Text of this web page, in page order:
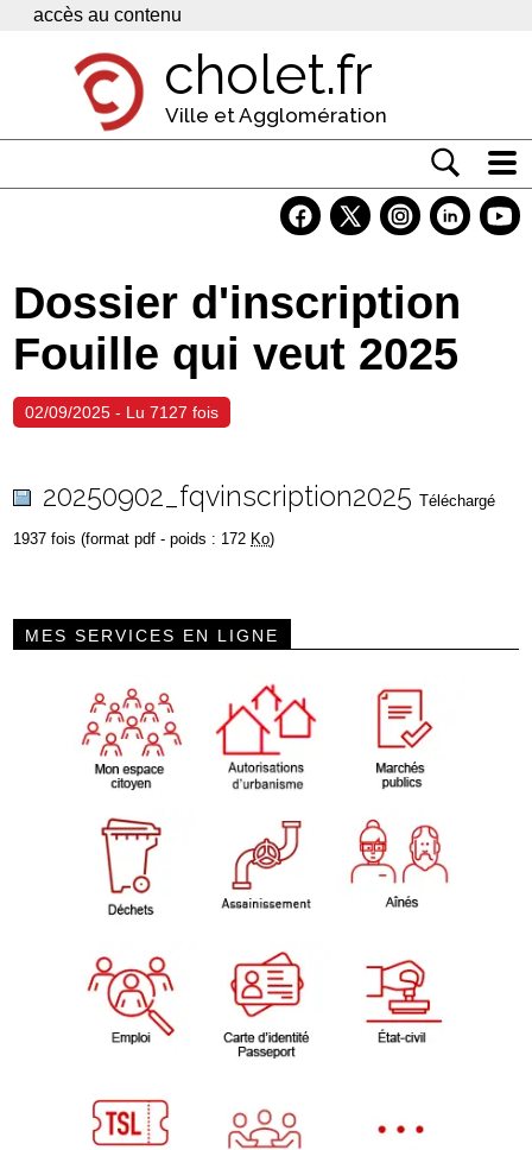
Panneau de gestion des cookies
accès au contenu
cholet.fr
Ville et Agglomération
Economie
Services
Contacts
Dossier d'inscription
Fouille qui veut 2025
02/09/2025 - Lu 7127 fois
20250902_fqvinscription2025 Téléchargé
1937 fois (format pdf - poids : 172 Ko)
MES SERVICES EN LIGNE